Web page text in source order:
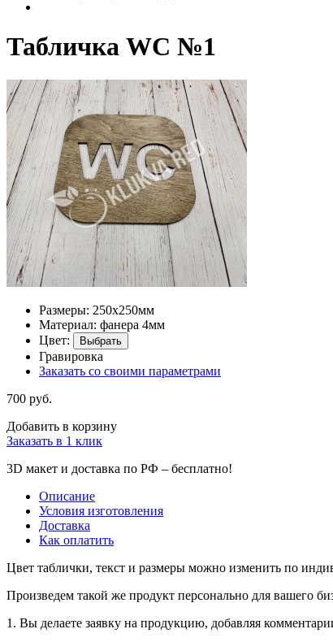
Табличка WC №1
Размеры: 250х250мм
Материал: фанера 4мм
Цвет:
Выбрать
Гравировка
Заказать со своими параметрами
700 руб.
Добавить в корзину
Заказать в 1 клик
3D макет и доставка по РФ – бесплатно!
Описание
Условия изготовления
Доставка
Как оплатить
Цвет таблички, текст и размеры можно изменить по
Произведем такой же продукт персонально для вашего
1. Вы делаете заявку на продукцию, добавляя